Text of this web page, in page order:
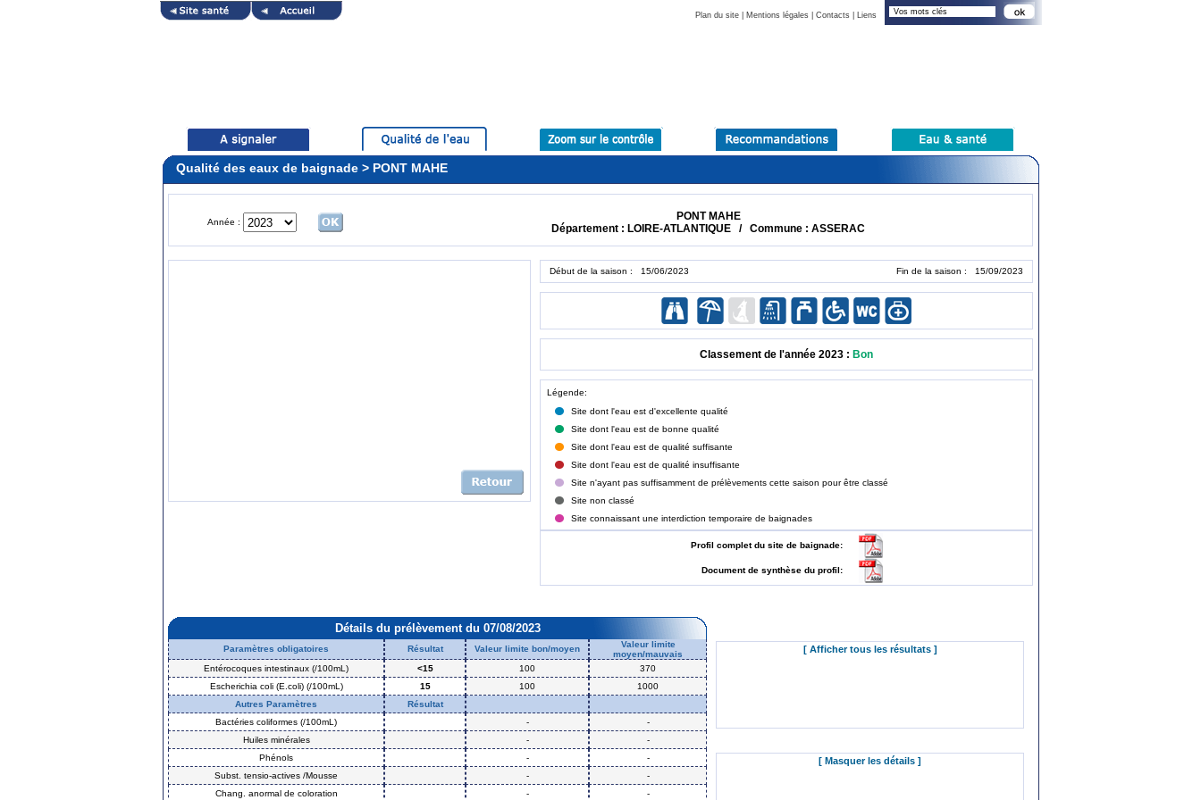
Plan du site| Mentions légales| Contacts| Liens
Qualité des eaux de baignade > PONT MAHE
Année :
PONT MAHE
Département : LOIRE-ATLANTIQUE / Commune : ASSERAC
Début de la saison : 15/06/2023 Fin de la saison : 15/09/2023
Classement de l'année 2023 : Bon
Légende:
Site dont l'eau est d'excellente qualité
Site dont l'eau est de bonne qualité
Site dont l'eau est de qualité suffisante
Site dont l'eau est de qualité insuffisante
Site n'ayant pas suffisamment de prélèvements cette saison pour être classé
Site non classé
Site connaissant une interdiction temporaire de baignades
Profil complet du site de baignade:
Document de synthèse du profil:
Détails du prélèvement du 07/08/2023
Paramètres obligatoires Résultat Valeur limite bon/moyen
Valeur limite
moyen/mauvais
Entérocoques intestinaux (/100mL)
<15 100
370
Escherichia coli (E.coli) (/100mL)
15 100
1000
Autres Paramètres
Résultat
Bactéries coliformes (/100mL)
-
-
Huiles minérales
-
-
Phénols
-
-
Subst. tensio-actives /Mousse
-
-
Chang. anormal de coloration
- -
[ Afficher tous les résultats ]
[ Masquer les détails ]